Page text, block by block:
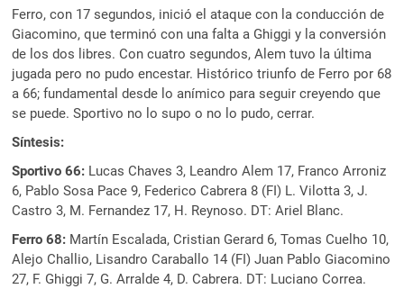
Ferro, con 17 segundos, inició el ataque con la conducción de
Giacomino, que terminó con una falta a Ghiggi y la conversión
de los dos libres. Con cuatro segundos, Alem tuvo la última
jugada pero no pudo encestar. Histórico triunfo de Ferro por 68
a 66; fundamental desde lo anímico para seguir creyendo que
se puede. Sportivo no lo supo o no lo pudo, cerrar.
Síntesis:
Sportivo 66: Lucas Chaves 3, Leandro Alem 17, Franco Arroniz
6, Pablo Sosa Pace 9, Federico Cabrera 8 (FI) L. Vilotta 3, J.
Castro 3, M. Fernandez 17, H. Reynoso. DT: Ariel Blanc.
Ferro 68: Martín Escalada, Cristian Gerard 6, Tomas Cuelho 10,
Alejo Challio, Lisandro Caraballo 14 (FI) Juan Pablo Giacomino
27, F. Ghiggi 7, G. Arralde 4, D. Cabrera. DT: Luciano Correa.